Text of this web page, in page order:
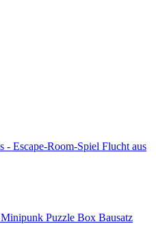
Flucht aus
Minipunk Puzzle Box Bausatz